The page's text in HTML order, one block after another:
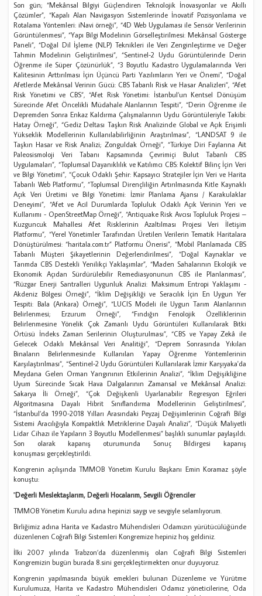
Son gün; “Mekânsal Bilgiyi Güçlendiren Teknolojik İnovasyonlar ve Akıllı
Çözümler”, “Kapalı Alan Navigasyon Sistemlerinde İnovatif Pozisyonlama ve
Rotalama Yöntemleri: iNavi örneği”, “4D Web Uygulaması ile Sensör Verilerinin
Görüntülenmesi”, “Yapı Bilgi Modelinin Görselleştirilmesi: Mekânsal Gösterge
Paneli”, “Doğal Dil İşleme (NLP) Teknikleri ile Veri Zenginleştirme ve Değer
Tahmin Modelinin Geliştirilmesi”, “Sentinel-2 Uydu Görüntülerinde Derin
Öğrenme ile Süper Çözünürlük”, “3 Boyutlu Kadastro Uygulamalarında Veri
Kalitesinin Arttırılması İçin Üçüncü Parti Yazılımların Yeri ve Önemi", “Doğal
Afetlerde Mekânsal Verinin Gücü: CBS Tabanlı Risk ve Hasar Analizleri”, “Afet
Risk Yönetimi ve CBS”, “Afet Risk Yönetimi: İstanbul’un Kentsel Dönüşüm
Sürecinde Afet Öncelikli Müdahale Alanlarının Tespiti”, “Derin Öğrenme ile
Depremden Sonra Enkaz Kaldırma Çalışmalarının Uydu Görüntüleriyle Takibi:
Hatay Örneği”, “Gediz Deltası Taşkın Risk Analizinde Global ve Açık Erişimli
Yükseklik Modellerinin Kullanılabilirliğinin Araştırılması”, “LANDSAT 9 ile
Taşkın Hasar ve Risk Analizi; Zonguldak Örneği”, “Türkiye Diri Faylarına Ait
Paleosismoloji Veri Tabanı Kapsamında Çevrimiçi Bulut Tabanlı CBS
Uygulamaları”, “Toplumsal Dayanıklılık ve Katılımcı CBS: Kolektif Bilinç İçin Veri
ve Bilgi Yönetimi”, “Çocuk Odaklı Şehir: Kapsayıcı Stratejiler İçin Veri ve Harita
Tabanlı Web Platformu”, “Toplumsal Dirençliliğin Artırılmasında Kitle Kaynaklı
Açık Veri Üretimi ve Bilgi Yönetimi: İzmir Planlama Ajansı / Karakulaklar
Deneyimi”, “Afet ve Acil Durumlarda Topluluk Odaklı Açık Verinin Yeri ve
Kullanımı - OpenStreetMap Örneği”, “Antiquake Risk Avcısı Topluluk Projesi –
Kuzguncuk Mahallesi Afet Risklerinin Azaltılması Projesi Veri İletişim
Platformu”, “Yerel Yönetimler Tarafından Üretilen Verilerin Tematik Haritalara
Dönüştürülmesi: “haritala.com.tr” Platformu Önerisi”, “Mobil Planlamada CBS
Tabanlı Müşteri Şikayetlerinin Değerlendirilmesi”, “Doğal Kaynaklar ve
Tarımda CBS Destekli Yenilikçi Yaklaşımlar”, “Maden Sahalarının Ekolojik ve
Ekonomik Açıdan Sürdürülebilir Remediasyonunun CBS ile Planlanması”,
“Rüzgar Enerji Santralleri Uygunluk Analizi: Maksimum Entropi Yaklaşımı -
Akdeniz Bölgesi Örneği”, “İklim Değişikliği ve Seracılık İçin En Uygun Yer
Tespiti: Bala (Ankara) Örneği”, “LUCIS Modeli ile Uygun Tarım Alanlarının
Belirlenmesi; Erzurum Örneği”, “Fındığın Fenolojik Özelliklerinin
Belirlenmesine Yönelik Çok Zamanlı Uydu Görüntüleri Kullanılarak Bitki
Örtüsü İndeks Zaman Serilerinin Oluşturulması”, “CBS ve Yapay Zekâ ile
Gelecek Odaklı Mekânsal Veri Analitiği”, “Deprem Sonrasında Yıkılan
Binaların Belirlenmesinde Kullanılan Yapay Öğrenme Yöntemlerinin
Karşılaştırılması”, “Sentinel-2 Uydu Görüntüleri Kullanılarak İzmir Karşıyaka'da
Meydana Gelen Orman Yangınının Etkilerinin Analizi”, “İklim Değişikliğine
Uyum Sürecinde Sıcak Hava Dalgalarının Zamansal ve Mekânsal Analizi:
Sakarya İli Örneği”, “Çok Değişkenli Uyarlanabilir Regresyon Eğrileri
Algoritmasına Dayalı Hibrit Sınıflandırma Modellerinin Geliştirilmesi”,
“İstanbul’da 1990-2018 Yılları Arasındaki Peyzaj Değişimlerinin Coğrafi Bilgi
Sistemi Aracılığıyla Kompaktlık Metriklerine Dayalı Analizi”, “Düşük Maliyetli
Lidar Cihazı ile Yapıların 3 Boyutlu Modellenmesi” başlıklı sunumlar paylaşıldı.
Son olarak kapanış oturumunda Sonuç Bildirgesi kapanış
konuşması gerçekleştirildi.
Kongrenin açılışında TMMOB Yönetim Kurulu Başkanı Emin Koramaz şöyle
konuştu:
"Değerli Meslektaşlarım, Değerli Hocalarım, Sevgili Öğrenciler
TMMOB Yönetim Kurulu adına hepinizi saygı ve sevgiyle selamlıyorum.
Birliğimiz adına Harita ve Kadastro Mühendisleri Odamızın yürütücülüğünde
düzenlenen Coğrafi Bilgi Sistemleri Kongremize hepiniz hoş geldiniz.
İlki 2007 yılında Trabzon’da düzenlenmiş olan Coğrafi Bilgi Sistemleri
Kongremizin bugün burada 8.sini gerçekleştirmekten onur duyuyoruz.
Kongrenin yapılmasında büyük emekleri bulunan Düzenleme ve Yürütme
Kurulumuza, Harita ve Kadastro Mühendisleri Odamız yöneticilerine, Oda